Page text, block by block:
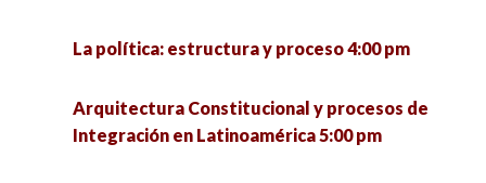
ciencias sociales? 5:00 pm
La política: estructura y proceso 4:00 pm
Arquitectura Constitucional y procesos de
Integración en Latinoamérica 5:00 pm